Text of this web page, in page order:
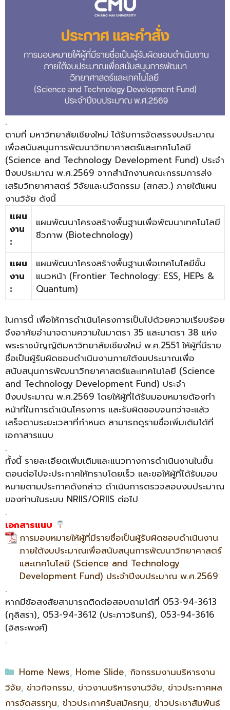
.
ตามที่ มหาวิทยาลัยเชียงใหม่ ได้รับการจัดสรรงบประมาณ
เพื่อสนับสนุนการพัฒนาวิทยาศาสตร์และเทคโนโลยี
(Science and Technology Development Fund) ประจำ
ปีงบประมาณ พ.ศ.2569 จากสำนักงานคณะกรรมการส่ง
เสริมวิทยาศาสตร์ วิจัยและนวัตกรรม (สกสว.) ภายใต้แผน
งานวิจัย ดังนี้
แผน
งาน
:
แผนพัฒนาโครงสร้างพื้นฐานเพื่อพัฒนาเทคโนโลยี
ชีวภาพ (Biotechnology)
แผน
งาน
:
แผนพัฒนาโครงสร้างพื้นฐานเพื่อเทคโนโลยีขั้น
แนวหน้า (Frontier Technology: ESS, HEPs &
Quantum)
ในการนี้ เพื่อให้การดำเนินโครงการเป็นไปด้วยความเรียบร้อย
จึงอาศัยอำนาจตามความในมาตรา 35 และมาตรา 38 แห่ง
พระราชบัญญัติมหาวิทยาลัยเชียงใหม่ พ.ศ.2551 ให้ผู้ที่มีราย
ชื่อเป็นผู้รับผิดชอบดำเนินงานภายใต้งบประมาณเพื่อ
สนับสนุนการพัฒนาวิทยาศาสตร์และเทคโนโลยี (Science
and Technology Development Fund) ประจำ
ปีงบประมาณ พ.ศ.2569 โดยให้ผู้ที่ได้รับมอบหมายต้องทำ
หน้าที่ในการดำเนินโครงการ และรับผิดชอบจนกว่าจะแล้ว
เสร็จตามระยะเวลาที่กำหนด สามารถดูรายชื่อเพิ่มเติมได้ที่
เอกาสารแนบ
.
ทั้งนี้ รายละเอียดเพิ่มเติมและแนวทางการดำเนินงานในขั้น
ตอนต่อไปจะประกาศให้ทราบโดยเร็ว และขอให้ผู้ที่ได้รับมอบ
หมายตามประกาศดังกล่าว ดำเนินการตรวจสอบงบประมาณ
ของท่านในระบบ NRIIS/ORIIS ต่อไป
.
เอกสารแนบ
การมอบหมายให้ผู้ที่มีรายชื่อเป็นผู้รับผิดชอบดำเนินงาน
ภายใต้งบประมาณเพื่อสนับสนุนการพัฒนาวิทยาศาสตร์
และเทคโนโลยี (Science and Technology
Development Fund) ประจำปีงบประมาณ พ.ศ.2569
.
หากมีข้อสงสัยสามารถติดต่อสอบถามได้ที่ 053-94-3613
(กุลิสรา), 053-94-3612 (ประภาวรินทร์), 053-94-3616
(อิสระพงศ์)
.
Home News, Home Slide, กิจกรรมงานบริหารงาน
วิจัย, ข่าวกิจกรรม, ข่าวงานบริหารงานวิจัย, ข่าวประกาศผล
การจัดสรรทุน, ข่าวประกาศรับสมัครทุน, ข่าวประชาสัมพันธ์